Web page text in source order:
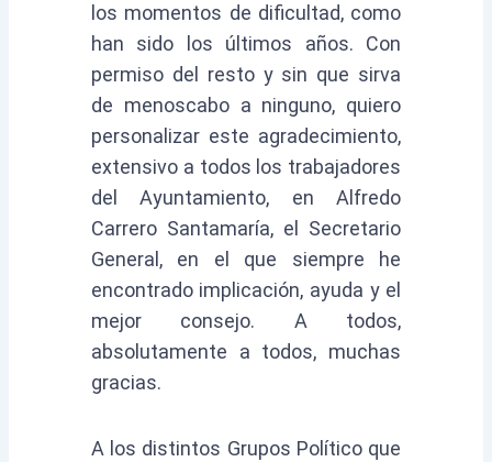
los momentos de dificultad, como
han sido los últimos años. Con
permiso del resto y sin que sirva
de menoscabo a ninguno, quiero
personalizar este agradecimiento,
extensivo a todos los trabajadores
del Ayuntamiento, en Alfredo
Carrero Santamaría, el Secretario
General, en el que siempre he
encontrado implicación, ayuda y el
mejor consejo. A todos,
absolutamente a todos, muchas
gracias.
A los distintos Grupos Político que